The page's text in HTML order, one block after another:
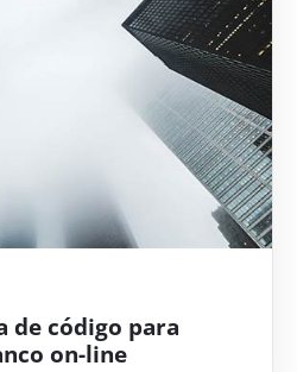
de código para
on-line